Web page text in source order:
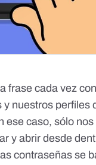
frase cada vez
nuestros perfiles
ese caso, sólo
y abrir desde
contraseñas se